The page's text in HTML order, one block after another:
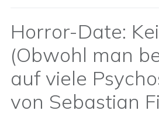
Horror-Date:
(Obwohl man
auf viele
von Sebastian